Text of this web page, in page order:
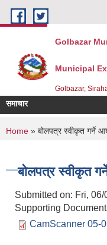
Skip to main content
Golbazar
Municipal
Golbazar,
समाचार
You are here
Home » बोलपत्र स्वीकृत गर्ने
बोलपत्र स्वीकृत
Submitted on: Fri,
Supporting
CamScanner 05-